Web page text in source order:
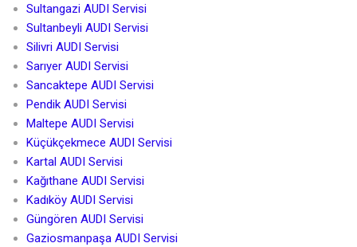
Sultangazi AUDI Servisi
Sultanbeyli AUDI Servisi
Silivri AUDI Servisi
Sarıyer AUDI Servisi
Sancaktepe AUDI Servisi
Pendik AUDI Servisi
Maltepe AUDI Servisi
Küçükçekmece AUDI Servisi
Kartal AUDI Servisi
Kağıthane AUDI Servisi
Kadıköy AUDI Servisi
Güngören AUDI Servisi
Gaziosmanpaşa AUDI Servisi